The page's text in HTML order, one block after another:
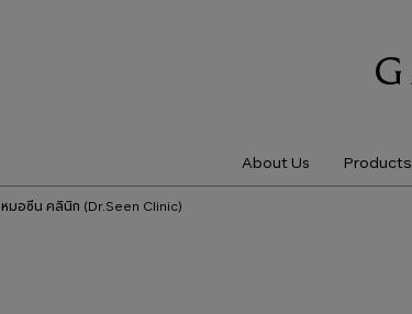
About Us Products
หมอซีน คลินิก (Dr.Seen Clinic)